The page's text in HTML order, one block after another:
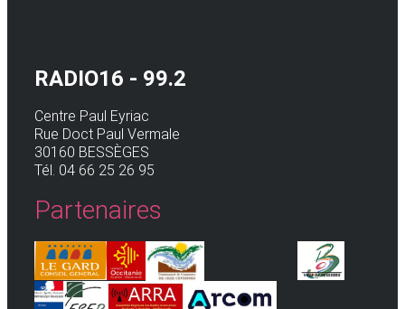
RADIO16 - 99.2
Centre Paul Eyriac
Rue Doct Paul Vermale
30160 BESSÈGES
Tél. 04 66 25 26 95
Partenaires